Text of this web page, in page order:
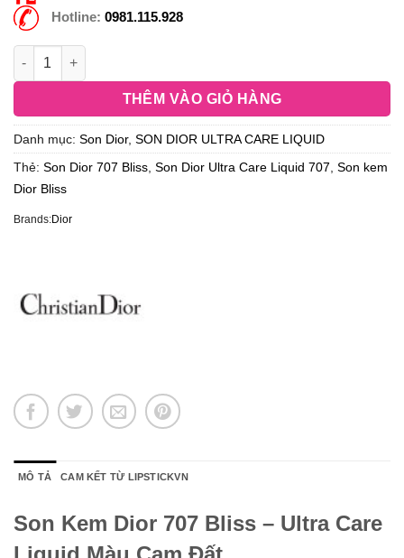
Hotline: 0981.115.928
THÊM VÀO GIỎ HÀNG
Danh mục: Son Dior, SON DIOR ULTRA CARE LIQUID
Thẻ: Son Dior 707 Bliss, Son Dior Ultra Care Liquid 707, Son kem
Dior Bliss
Brands:Dior
MÔ TẢ CAM KẾT TỪ LIPSTICKVN
Son Kem Dior 707 Bliss – Ultra Care